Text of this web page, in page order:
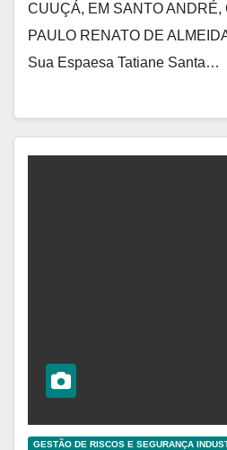
CUUÇÁ, EM SANTO ANDRÉ,
PAULO RENATO DE
Sua Espaesa Tatiane Santa…
GESTÃO DE RISCOS E SEGURANÇA